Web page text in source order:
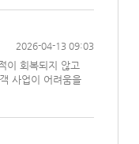
2026-04-13 09:03
이 회복되지 않고
사업이 어려움을
방형 직위 공모